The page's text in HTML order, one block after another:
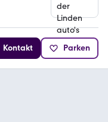
Kontakt Parken